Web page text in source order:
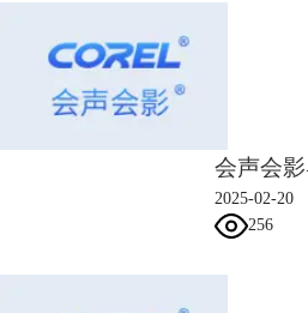
2025-02-20
256